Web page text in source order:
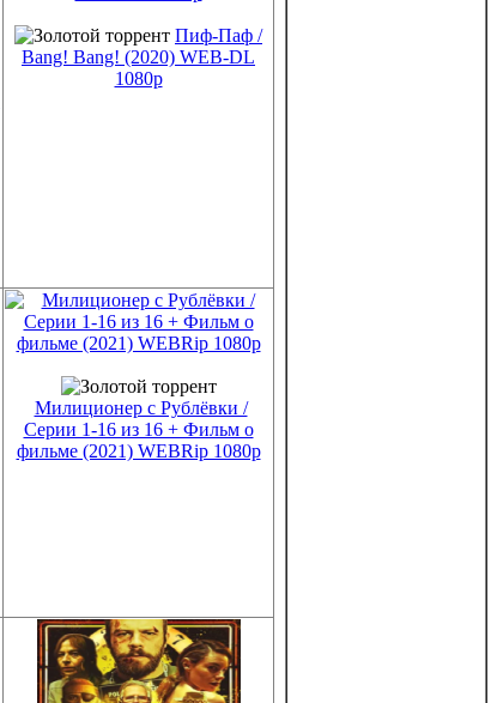
Пиф-Паф /
Bang! Bang! (2020) WEB-DL
1080p
Милиционер с Рублёвки /
Серии 1-16 из 16 + Фильм о
фильме (2021) WEBRip 1080p